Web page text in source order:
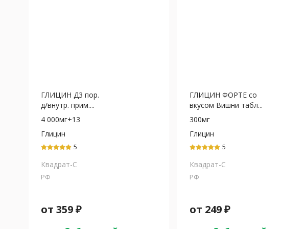
ГЛИЦИН Д3 пор.
д/внутр. прим....
4 000мг+13
Глицин
5
Квадрат-С
РФ
от 359₽
ГЛИЦИН ФОРТЕ со
вкусом Вишни табл...
300мг
Глицин
5
Квадрат-С
РФ
от 249₽